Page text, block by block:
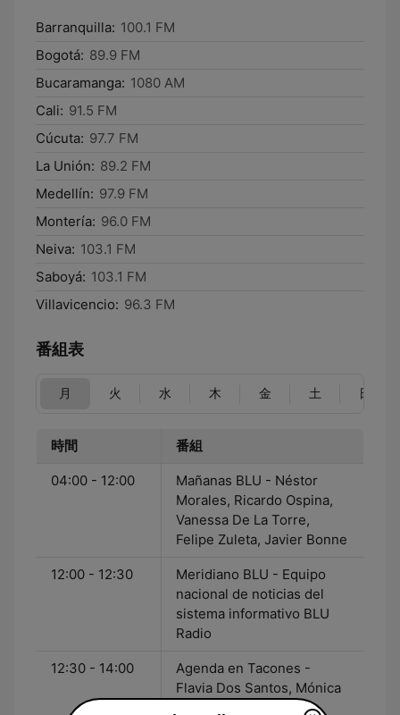
Barranquilla: 100.1 FM
Bogotá: 89.9 FM
Bucaramanga: 1080 AM
Cali: 91.5 FM
Cúcuta: 97.7 FM
La Unión: 89.2 FM
Medellín: 97.9 FM
Montería: 96.0 FM
Neiva: 103.1 FM
Saboyá: 103.1 FM
Villavicencio: 96.3 FM
番組表
月 火 水 木 金 土 日
時間 番組
04:00 - 12:00
Mañanas BLU - Néstor
Morales, Ricardo Ospina,
Vanessa De La Torre,
Felipe Zuleta, Javier Bonne
12:00 - 12:30
Meridiano BLU - Equipo
nacional de noticias del
sistema informativo BLU
Radio
12:30 - 14:00
Agenda en Tacones -
Flavia Dos Santos, Mónica
Rodríguez, Alexandra